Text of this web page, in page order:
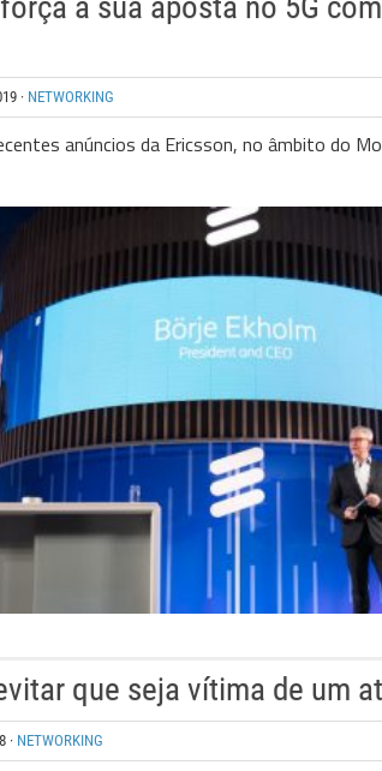
· NETWORKING
anúncios da Ericsson, no âmbito do
que seja vítima de um
· NETWORKING